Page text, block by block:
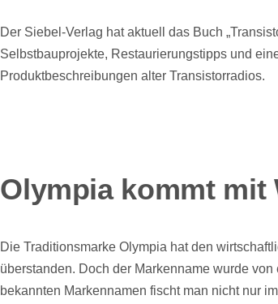
Der Siebel-Verlag hat aktuell das Buch
Selbstbauprojekte, Restaurierungstipps und
Produktbeschreibungen alter Transistorradios.
Olympia kommt mit
Die Traditionsmarke Olympia hat den
überstanden. Doch der Markenname wurde
bekannten Markennamen fischt man nicht nur